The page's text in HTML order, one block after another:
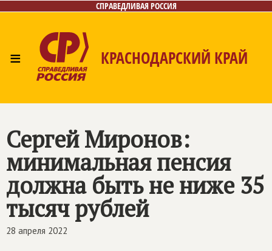
СПРАВЕДЛИВАЯ РОССИЯ
≡ КРАСНОДАРСКИЙ КРАЙ
Сергей Миронов:
минимальная пенсия
должна быть не ниже 35
тысяч рублей
28 апреля 2022